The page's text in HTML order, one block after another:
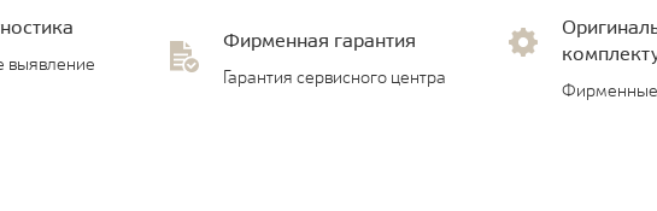
выявление
Фирменная гарантия
Гарантия сервисного центра
Фирменные